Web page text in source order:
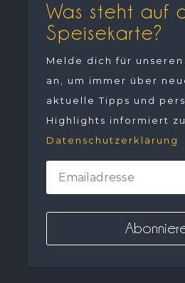
Was steht auf
Speisekarte?
Melde dich für unseren
an, um immer über
aktuelle Tipps und
Highlights informiert
Datenschutzerklärung